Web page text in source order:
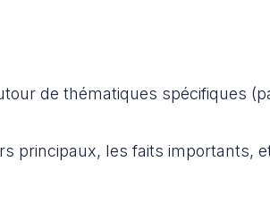
de thématiques spécifiques
principaux, les faits importants,